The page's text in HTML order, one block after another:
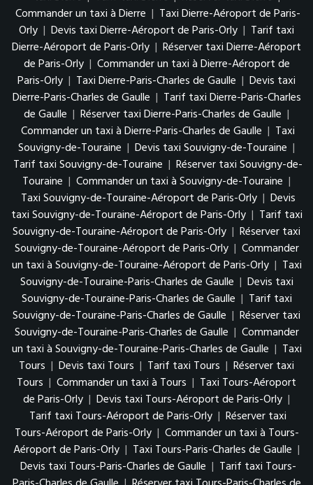
Commander un taxi à Dierre | Taxi Dierre-Aéroport de Paris-
Orly | Devis taxi Dierre-Aéroport de Paris-Orly | Tarif taxi
Dierre-Aéroport de Paris-Orly | Réserver taxi Dierre-Aéroport
de Paris-Orly | Commander un taxi à Dierre-Aéroport de
Paris-Orly | Taxi Dierre-Paris-Charles de Gaulle | Devis taxi
Dierre-Paris-Charles de Gaulle | Tarif taxi Dierre-Paris-Charles
de Gaulle | Réserver taxi Dierre-Paris-Charles de Gaulle |
Commander un taxi à Dierre-Paris-Charles de Gaulle | Taxi
Souvigny-de-Touraine | Devis taxi Souvigny-de-Touraine |
Tarif taxi Souvigny-de-Touraine | Réserver taxi Souvigny-de-
Touraine | Commander un taxi à Souvigny-de-Touraine |
Taxi Souvigny-de-Touraine-Aéroport de Paris-Orly | Devis
taxi Souvigny-de-Touraine-Aéroport de Paris-Orly | Tarif taxi
Souvigny-de-Touraine-Aéroport de Paris-Orly | Réserver taxi
Souvigny-de-Touraine-Aéroport de Paris-Orly | Commander
un taxi à Souvigny-de-Touraine-Aéroport de Paris-Orly | Taxi
Souvigny-de-Touraine-Paris-Charles de Gaulle | Devis taxi
Souvigny-de-Touraine-Paris-Charles de Gaulle | Tarif taxi
Souvigny-de-Touraine-Paris-Charles de Gaulle | Réserver taxi
Souvigny-de-Touraine-Paris-Charles de Gaulle | Commander
un taxi à Souvigny-de-Touraine-Paris-Charles de Gaulle | Taxi
Tours | Devis taxi Tours | Tarif taxi Tours | Réserver taxi
Tours | Commander un taxi à Tours | Taxi Tours-Aéroport
de Paris-Orly | Devis taxi Tours-Aéroport de Paris-Orly |
Tarif taxi Tours-Aéroport de Paris-Orly | Réserver taxi
Tours-Aéroport de Paris-Orly | Commander un taxi à Tours-
Aéroport de Paris-Orly | Taxi Tours-Paris-Charles de Gaulle |
Devis taxi Tours-Paris-Charles de Gaulle | Tarif taxi Tours-